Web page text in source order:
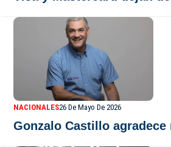
NACIONALES26 De Mayo De 2026
Gonzalo Castillo